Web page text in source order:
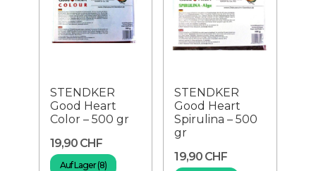
STENDKER
Good Heart
Color – 500 gr
19,90 CHF
Auf Lager (8)
STENDKER
Good Heart
Spirulina – 500
gr
19,90 CHF